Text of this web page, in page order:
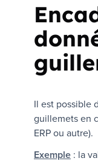
Il est possible
guillemets en
ERP ou autre).
Exemple : la